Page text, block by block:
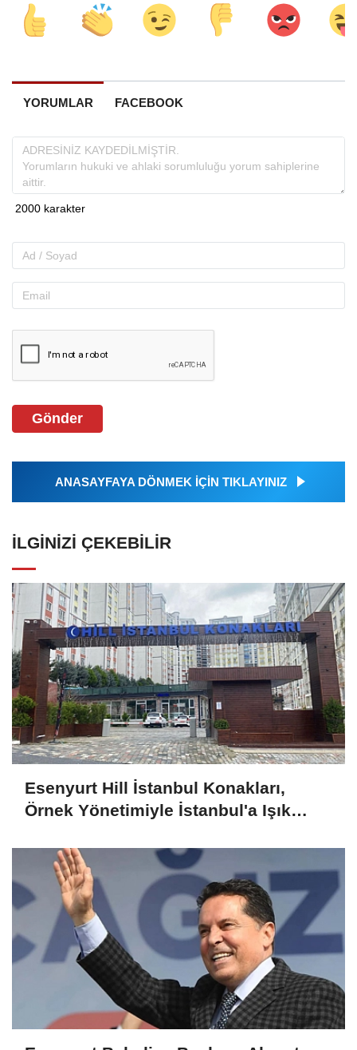
YORUMLAR FACEBOOK
Gönder
ANASAYFAYA DÖNMEK İÇİN TIKLAYINIZ
İLGINIZI ÇEKEBILIR
Esenyurt Hill İstanbul Konakları,
Örnek Yönetimiyle İstanbul'a Işık